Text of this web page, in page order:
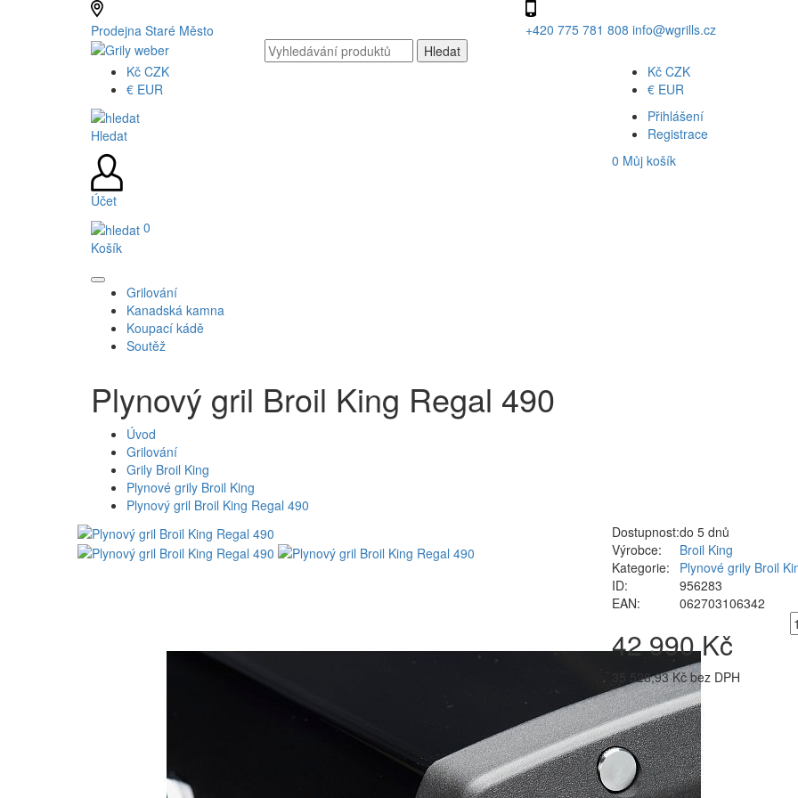
Prodejna Staré Město +420 775 781 808 info@wgrills.cz
Kč CZK
€ EUR
Hledat
Účet
0
Košík
Kč CZK
€ EUR
Přihlášení
Registrace
0 Můj košík
Grilování
Kanadská kamna
Koupací kádě
Soutěž
Plynový gril Broil King Regal 490
Úvod
Grilování
Grily Broil King
Plynové grily Broil King
Plynový gril Broil King Regal 490
Dostupnost:do 5 dnů
Výrobce:
Broil King
Kategorie:
Plynové grily Broil
ID:
956283
EAN:
062703106342
42 990 Kč
35 528,93 Kč bez DPH